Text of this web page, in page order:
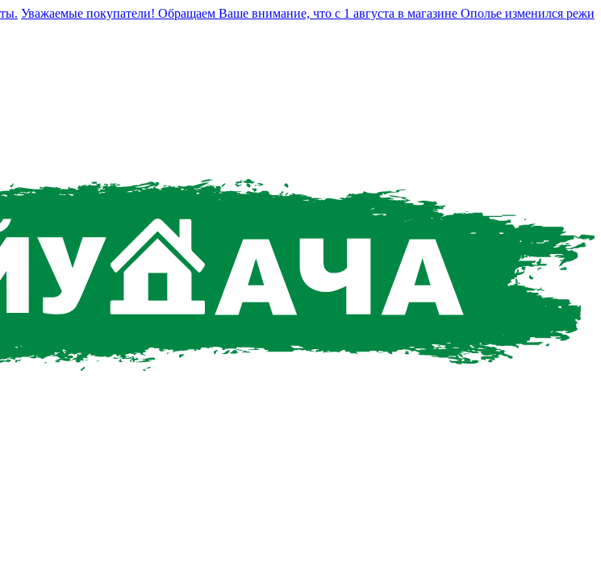
Уважаемые покупатели! Обращаем Ваше внимание, что с 1 августа в магазине Ополье изменился режим